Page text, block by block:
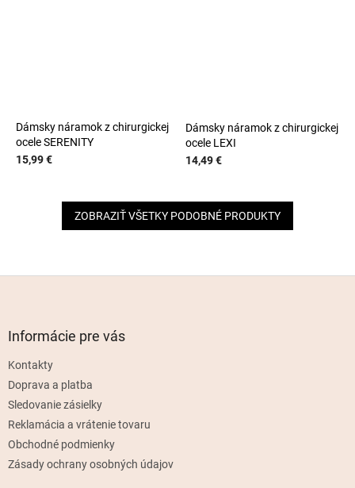
Dámsky náramok z chirurgickej
ocele SERENITY
15,99 €
Dámsky náramok z chirurgickej
ocele LEXI
14,49 €
ZOBRAZIŤ VŠETKY PODOBNÉ PRODUKTY
Informácie pre vás
Kontakty
Doprava a platba
Sledovanie zásielky
Reklamácia a vrátenie tovaru
Obchodné podmienky
Zásady ochrany osobných údajov